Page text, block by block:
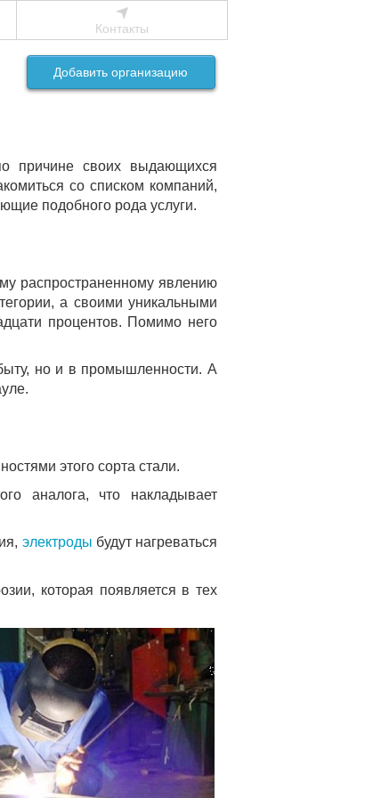
Контакты
Добавить организацию
причине своих выдающихся
со списком компаний,
подобного рода услуги.
распространенному явлению
а своими уникальными
процентов. Помимо него
но и в промышленности. А
этого сорта стали.
аналога, что накладывает
электроды будут нагреваться
которая появляется в тех